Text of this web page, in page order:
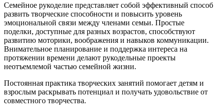
Семейное рукоделие представляет собой эффективный способ
развить творческие способности и повысить уровень
эмоциональной связи между членами семьи. Простые
поделки, доступные для разных возрастов, способствуют
развитию моторики, воображения и навыков коммуникации.
Внимательное планирование и поддержка интереса на
протяжении времени делают рукодельные проекты
неотъемлемой частью семейной жизни.
Постоянная практика творческих занятий помогает детям и
взрослым раскрывать потенциал и получать удовольствие от
совместного творчества.